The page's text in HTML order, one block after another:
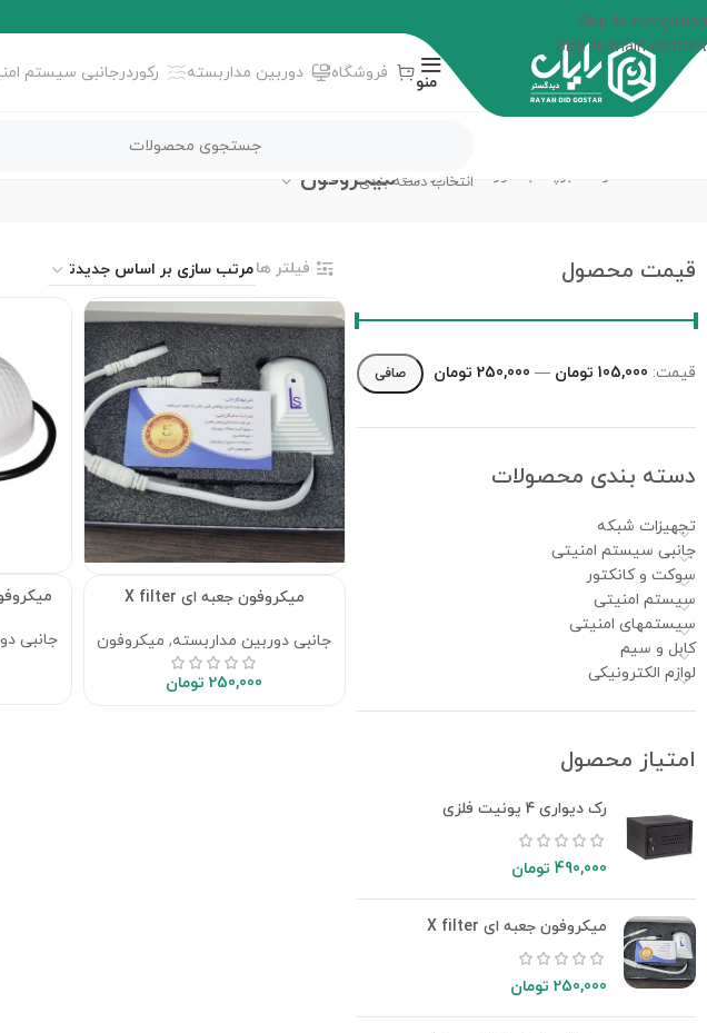
Skip to navigation
Skip to main content
منو
فروشگاه دوربین مداربسته رکوردرجانبی سیستم
انتخاب دسته بندی
محصولات برچسب خورده “میکروفون”میکروفون
قیمت محصول
صافی قيمت: 105,000 تومان — 250,000 تومان
دسته‌ بندی محصولات
تجهیزات شبکه
جانبی سیستم امنیتی
سوکت و کانکتور
سیستم امنیتی
سیستمهای امنیتی
کابل و سیم
لوازم الکترونیکی
امتیاز محصول
رک دیواری 4 یونیت فلزی
490,000 تومان
میکروفون جعبه ای X filter
250,000 تومان
فیلتر ها
میکروفون جعبه ای X filter
جانبی دوربین مداربسته, میکروفون
250,000 تومان
جانبی